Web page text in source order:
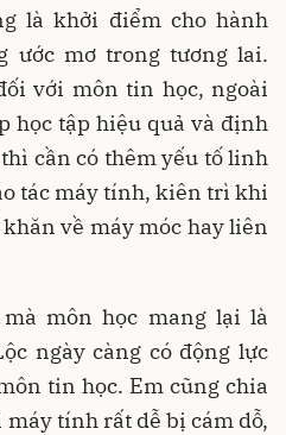
là khởi điểm cho hành
ước mơ trong tương lai.
với môn tin học, ngoài
học tập hiệu quả và định
cần có thêm yếu tố linh
tác máy tính, kiên trì khi
về máy móc hay liên
môn học mang lại là
ngày càng có động lực
tin học. Em cũng chia
tính rất dễ bị cám dỗ,